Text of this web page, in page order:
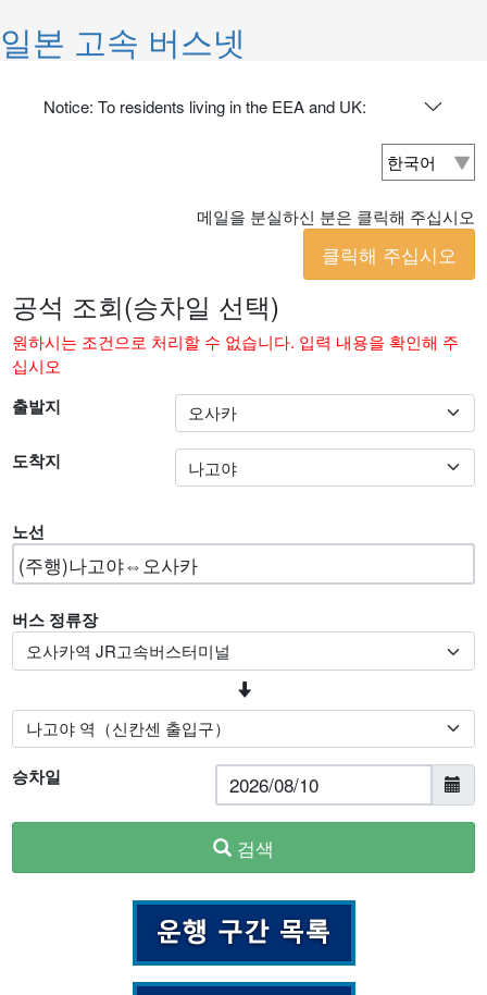
일본 고속 버스넷
Notice: To residents living in the EEA and UK:
메일을 분실하신 분은 클릭해 주십시오
클릭해 주십시오
공석 조회(승차일 선택)
원하시는 조건으로 처리할 수 없습니다. 입력 내용을 확인해 주
십시오
출발지
도착지
노선
버스 정류장
승차일
검색